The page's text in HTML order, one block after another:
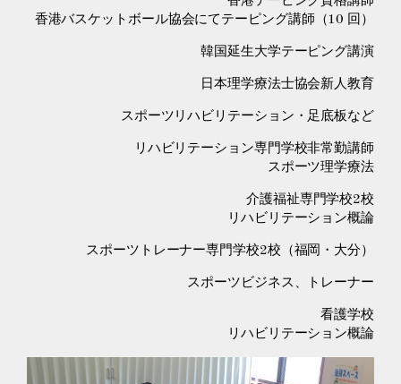
香港バスケットボール協会にてテーピング講師（10 回）
韓国延生大学テーピング講演
日本理学療法士協会新人教育
スポーツリハビリテーション・足底板など
リハビリテーション専門学校非常勤講師
スポーツ理学療法
介護福祉専門学校2校
リハビリテーション概論
スポーツトレーナー専門学校2校（福岡・大分）
スポーツビジネス、トレーナー
看護学校
リハビリテーション概論